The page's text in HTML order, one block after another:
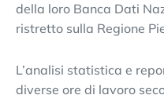
della loro Banca Dati
ristretto sulla Regione
L’analisi statistica e
diverse ore di lavoro